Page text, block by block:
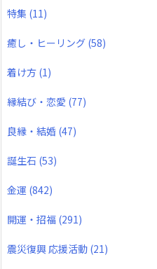
特集 (11)
癒し・ヒーリング (58)
着け方 (1)
縁結び・恋愛 (77)
良縁・結婚 (47)
誕生石 (53)
金運 (842)
開運・招福 (291)
震災復興 応援活動 (21)